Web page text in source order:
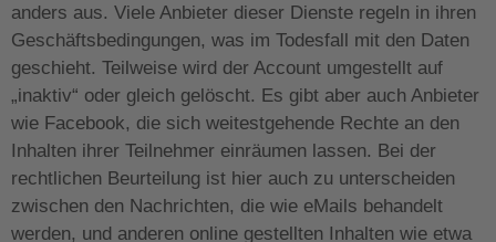
anders aus. Viele Anbieter dieser Dienste regeln in ihren
Geschäftsbedingungen, was im Todesfall mit den Daten
geschieht. Teilweise wird der Account umgestellt auf
„inaktiv“ oder gleich gelöscht. Es gibt aber auch Anbieter
wie Facebook, die sich weitestgehende Rechte an den
Inhalten ihrer Teilnehmer einräumen lassen. Bei der
rechtlichen Beurteilung ist hier auch zu unterscheiden
zwischen den Nachrichten, die wie eMails behandelt
werden, und anderen online gestellten Inhalten wie etwa